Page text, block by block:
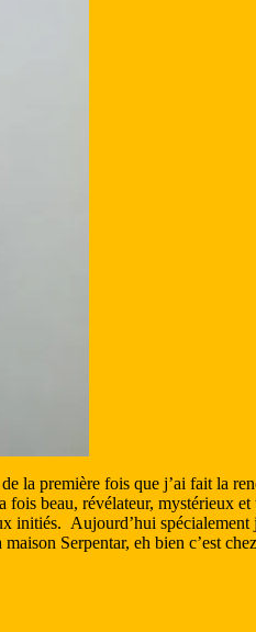
la première fois que j’ai fait la
beau, révélateur, mystérieux
initiés. Aujourd’hui spécialement
Serpentar, eh bien c’est